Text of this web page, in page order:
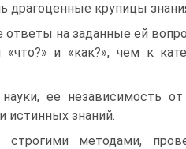
крупицы
на заданные ей
и «как?», чем к
ее независимость
истинных знаний.
строгими методами,